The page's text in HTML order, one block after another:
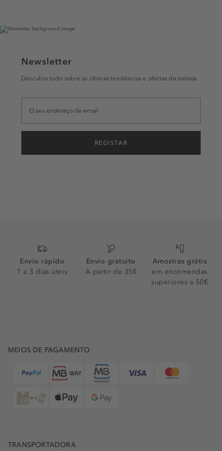
Newsletter
Descubra tudo sobre as últimas tendências e ofertas de beleza.
REGISTAR
Envio rápido
1 a 3 dias úteis
Envio gratuito
A partir de 35€
Amostras grátis
em encomendas
superiores a 50€
MEIOS DE PAGAMENTO
TRANSPORTADORA